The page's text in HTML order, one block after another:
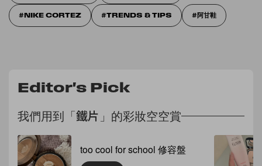
NIKE CORTEZ TRENDS & TIPS 阿甘鞋
Editor's Pick
我們用到「鐵片」的彩妝空空賞
too cool for school 修容盤